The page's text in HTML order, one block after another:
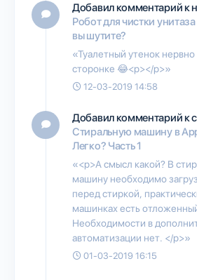
Добавил комментарий к
Робот для чистки
вы шутите?
«Туалетный утенок нервно
сторонке 😂<p></p>»
12-03-2019 14:58
Добавил комментарий к
Стиральную машину в
Легко? Часть 1
«<p>А смысл какой? В
машину необходимо
перед стиркой,
машинках есть
Необходимости в
автоматизации нет. </p>»
01-03-2019 16:15